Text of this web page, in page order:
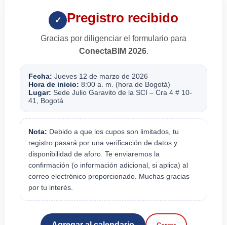
✓ Pregistro recibido
Gracias por diligenciar el formulario para
ConectaBIM 2026.
Fecha: Jueves 12 de marzo de 2026
Hora de inicio: 8:00 a. m. (hora de Bogotá)
Lugar: Sede Julio Garavito de la SCI – Cra 4 # 10-
41, Bogotá
Nota: Debido a que los cupos son limitados, tu
registro pasará por una verificación de datos y
disponibilidad de aforo. Te enviaremos la
confirmación (o información adicional, si aplica) al
correo electrónico proporcionado. Muchas gracias
por tu interés.